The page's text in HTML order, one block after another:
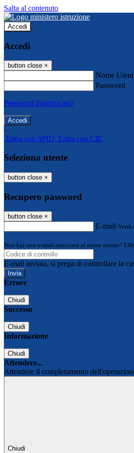
Salta al contenuto
Accedi
Accedi
button close ×
Nome
Password
Password dimenticata?
-
Entra con SPID Entra con CIE
Seleziona utente
button close ×
Recupero password
button close ×
E-mail
Non hai una e-mail associata al nome utente?
E-mail inviata, si prega di controllare la
Errore
Chiudi
Successo
Chiudi
Informazione
Chiudi
Attendere...
Attendere il completamento
Chiudi